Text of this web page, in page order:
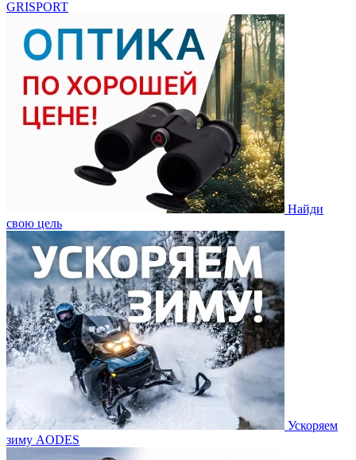
GRISPORT
Найди
свою цель
Ускоряем
зиму AODES